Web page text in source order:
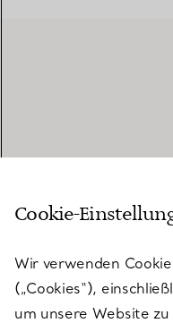
KUNDENSERVICE
SERVICES
Cookie-
Wir verwenden
(„Cookies“),
um unsere Website